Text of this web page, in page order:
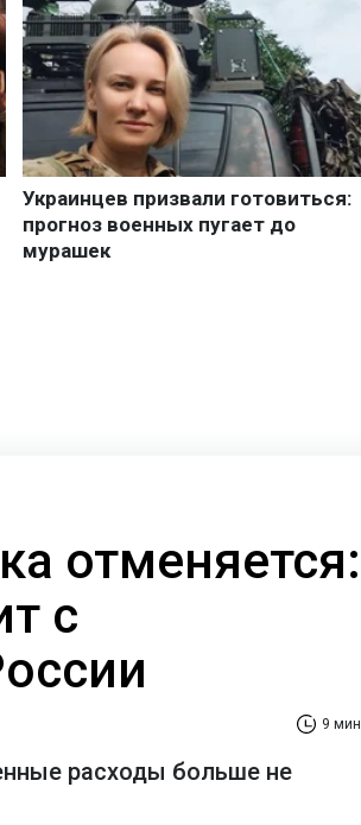
отменяется:
с
9 мин
расходы больше не